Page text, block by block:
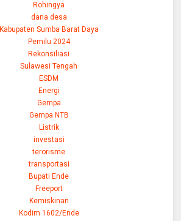
Rohingya
dana desa
Kabupaten Sumba Barat Daya
Pemilu 2024
Rekonsiliasi
Sulawesi Tengah
ESDM
Energi
Gempa
Gempa NTB
Listrik
investasi
terorisme
transportasi
Bupati Ende
Freeport
Kemiskinan
Kodim 1602/Ende